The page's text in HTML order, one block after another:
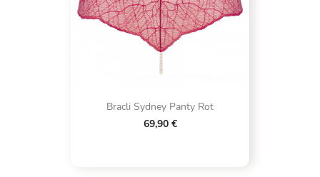
Bracli Sydney Panty Rot
69,90 €